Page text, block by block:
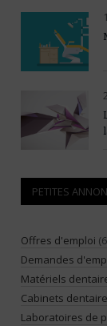
PETITES
Offres d'emploi
Demandes
Matériels
Cabinets
Laboratoires de